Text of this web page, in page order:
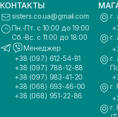
КОНТАКТЫ
sisters.co.ua@gmail.com
Пн.-Пт. с 10:00 до 19:00
Сб.-Вс. с 11:00 до 18:00
Менеджер
+38 (097) 612-54-81
+38 (097) 788-12-88
+38 (097) 983-41-20
+38 (068) 693-46-00
+38 (068) 951-22-86
г.
г.
г.
г.
г.